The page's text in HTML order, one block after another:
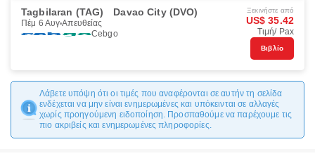
Tagbilaran (TAG) Davao City (DVO)
Πέμ 6 Αυγ Απευθείας
Cebgo
Ξεκινήστε από
US$ 35.42
Τιμή/ Pax
Βιβλίο
Λάβετε υπόψη ότι οι τιμές που αναφέρονται σε αυτήν τη σελίδα
ενδέχεται να μην είναι ενημερωμένες και υπόκεινται σε αλλαγές
χωρίς προηγούμενη ειδοποίηση. Προσπαθούμε να παρέχουμε τις
πιο ακριβείς και ενημερωμένες πληροφορίες.